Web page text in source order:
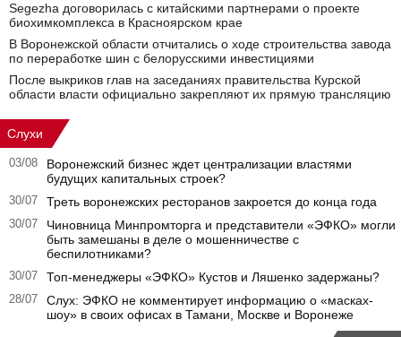
Segezha договорилась с китайскими партнерами о проекте
биохимкомплекса в Красноярском крае
В Воронежской области отчитались о ходе строительства завода
по переработке шин с белорусскими инвестициями
После выкриков глав на заседаниях правительства Курской
области власти официально закрепляют их прямую трансляцию
Слухи
03/08
Воронежский бизнес ждет централизации властями
будущих капитальных строек?
30/07 Треть воронежских ресторанов закроется до конца года
30/07
Чиновница Минпромторга и представители «ЭФКО» могли
быть замешаны в деле о мошенничестве с
беспилотниками?
30/07 Топ-менеджеры «ЭФКО» Кустов и Ляшенко задержаны?
28/07
Слух: ЭФКО не комментирует информацию о «масках-
шоу» в своих офисах в Тамани, Москве и Воронеже